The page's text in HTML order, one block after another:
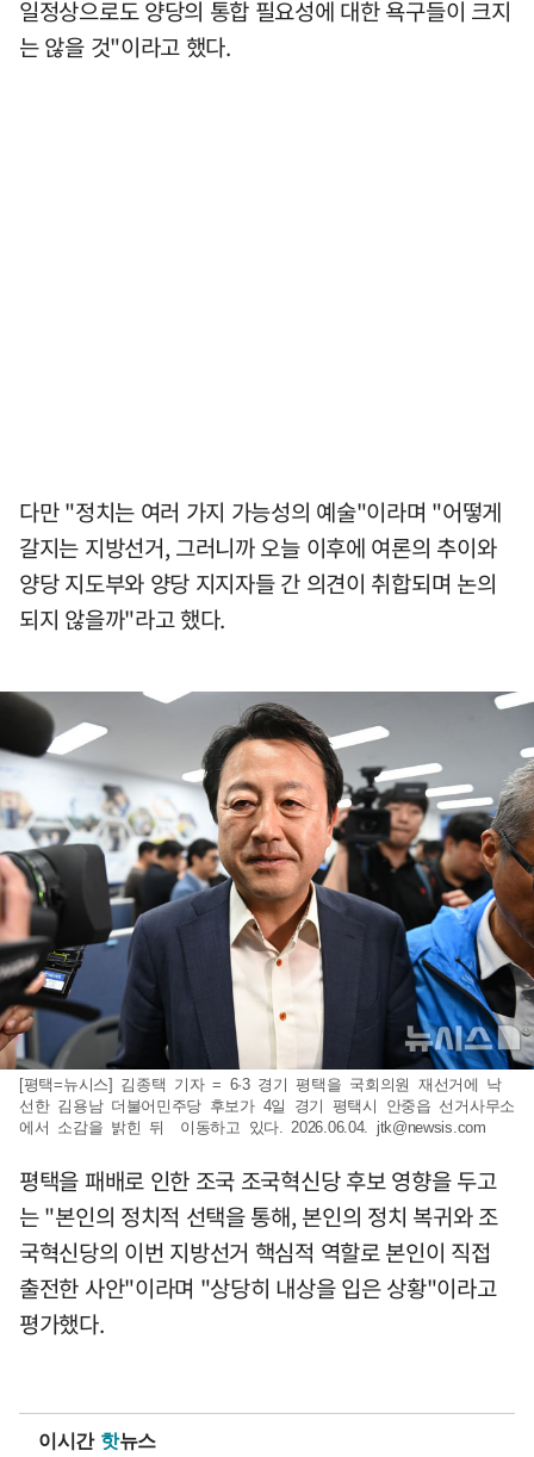
일정상으로도 양당의 통합 필요성에 대한 욕구들이 크지
는 않을 것"이라고 했다.
다만 "정치는 여러 가지 가능성의 예술"이라며 "어떻게
갈지는 지방선거, 그러니까 오늘 이후에 여론의 추이와
양당 지도부와 양당 지지자들 간 의견이 취합되며 논의
되지 않을까"라고 했다.
[평택=뉴시스] 김종택 기자 = 6·3 경기 평택을 국회의원 재선거에 낙
선한 김용남 더불어민주당 후보가 4일 경기 평택시 안중읍 선거사무소
에서 소감을 밝힌 뒤 이동하고 있다. 2026.06.04. jtk@newsis.com
평택을 패배로 인한 조국 조국혁신당 후보 영향을 두고
는 "본인의 정치적 선택을 통해, 본인의 정치 복귀와 조
국혁신당의 이번 지방선거 핵심적 역할로 본인이 직접
출전한 사안"이라며 "상당히 내상을 입은 상황"이라고
평가했다.
이시간 핫뉴스